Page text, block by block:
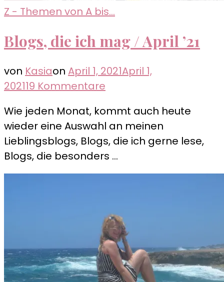
Z - Themen von A bis...
Blogs, die ich mag / April ’21
von Kasiaon April 1, 2021April 1,
202119 Kommentare
die
ich
mag
/
April
Wie jeden Monat, kommt auch heute
wieder eine Auswahl an meinen
Lieblingsblogs, Blogs, die ich gerne lese,
Blogs, die besonders …